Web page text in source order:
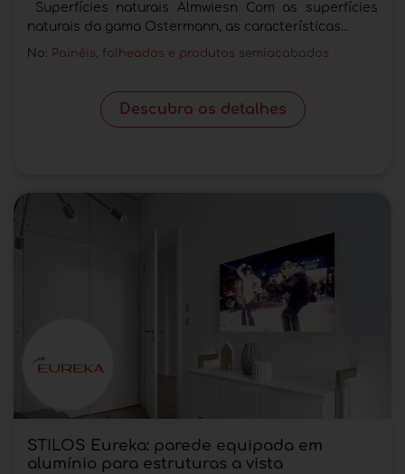
Superfícies naturais Almwiesn Com as superfícies
naturais da gama Ostermann, as características...
No: Painéis, folheados e produtos semiacabados
Descubra os detalhes
STILOS Eureka: parede equipada em
alumínio para estruturas a vista